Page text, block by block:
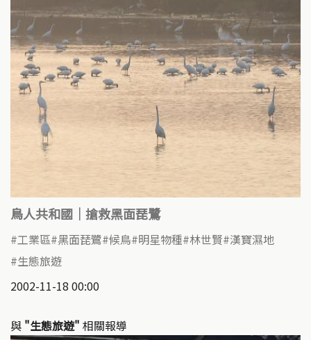
鳥人共和國｜搶救黑面琵鷺
工業區 黑面琵鷺 候鳥 明星物種 林世賢 漢寶濕地
生態旅遊
2002-11-18 00:00
與 "生態旅遊" 相關報導